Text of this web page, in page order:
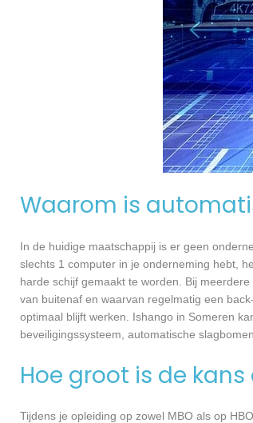
Waarom is
In de huidige maatschappij is er geen
slechts 1 computer in je onderneming hebt,
harde schijf gemaakt te worden. Bij
van buitenaf en waarvan regelmatig een
optimaal blijft werken. Ishango in Someren
beveiligingssysteem, automatische
Hoe groot is de
Tijdens je opleiding op zowel MBO als op